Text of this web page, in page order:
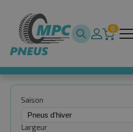
0
Saison
Largeur